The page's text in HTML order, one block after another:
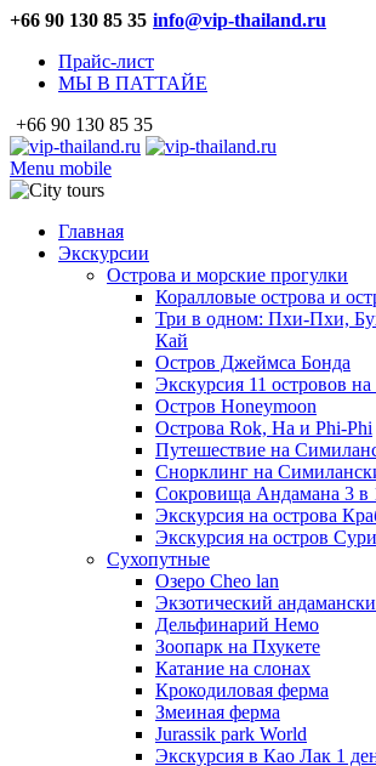
+66 90 130 85 35 info@vip-thailand.ru
Прайс-лист
МЫ В ПАТТАЙЕ
+66 90 130 85 35
Menu mobile
Главная
Экскурсии
Острова и морские прогулки
Коралловые острова и
Три в одном: Пхи-Пхи,
Кай
Остров Джеймса Бонда
Экскурсия 11 островов на
Остров Honeymoon
Острова Rok, Ha и Phi-Phi
Путешествие на
Снорклинг на
Сокровища Андамана 3 в
Экскурсия на острова
Экскурсия на остров
Сухопутные
Озеро Cheo lan
Экзотический
Дельфинарий Немо
Зоопарк на Пхукете
Катание на слонах
Крокодиловая ферма
Змеиная ферма
Jurassik park World
Экскурсия в Као Лак 1